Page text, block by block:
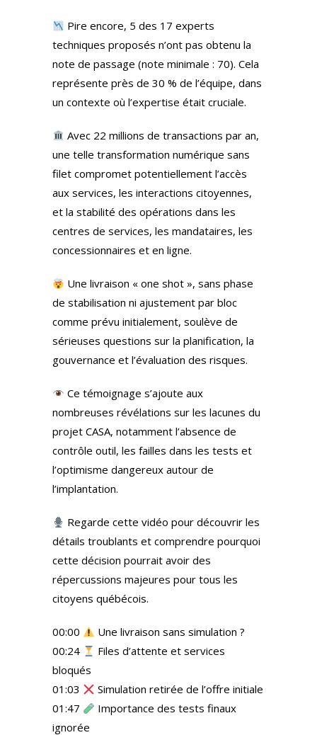
Pire encore, 5 des 17 experts
techniques proposés n’ont pas obtenu la
note de passage (note minimale : 70). Cela
représente près de 30 % de l’équipe, dans
un contexte où l’expertise était cruciale.
Avec 22 millions de transactions par an,
une telle transformation numérique sans
filet compromet potentiellement l’accès
aux services, les interactions citoyennes,
et la stabilité des opérations dans les
centres de services, les mandataires, les
concessionnaires et en ligne.
Une livraison « one shot », sans phase
de stabilisation ni ajustement par bloc
comme prévu initialement, soulève de
sérieuses questions sur la planification, la
gouvernance et l’évaluation des risques.
Ce témoignage s’ajoute aux
nombreuses révélations sur les lacunes du
projet CASA, notamment l’absence de
contrôle outil, les failles dans les tests et
l’optimisme dangereux autour de
l’implantation.
Regarde cette vidéo pour découvrir les
détails troublants et comprendre pourquoi
cette décision pourrait avoir des
répercussions majeures pour tous les
citoyens québécois.
00:00
Une livraison sans simulation ?
00:24
Files d’attente et services
bloqués
01:03
Simulation retirée de l’offre initiale
01:47
Importance des tests finaux
ignorée